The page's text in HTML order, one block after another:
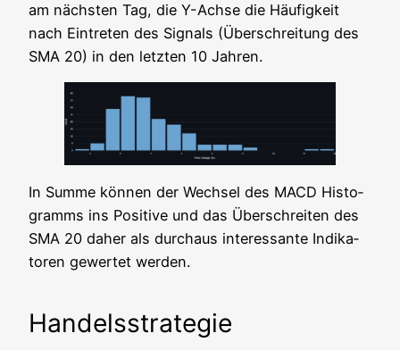
am nächs­ten Tag, die Y-Ach­se die Häu­fig­keit
nach Ein­tre­ten des Signals (Über­schrei­tung des
SMA 20) in den letz­ten 10 Jahren.
In Sum­me kön­nen der Wech­sel des MACD His­to­
gramms ins Posi­ti­ve und das Über­schrei­ten des
SMA 20 daher als durch­aus inter­es­san­te Indi­ka­
to­ren gewer­tet werden.
Handelsstrategie